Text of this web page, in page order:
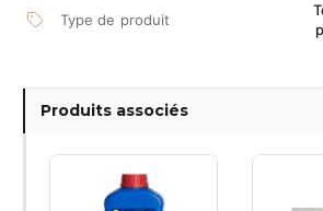
Type de produit
Produits associés